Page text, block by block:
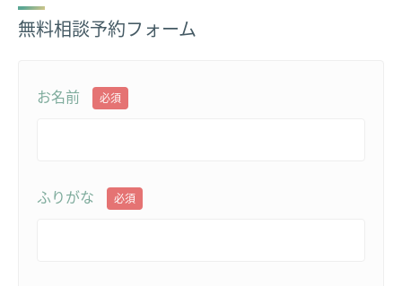
無料相談予約フォーム
お名前 必須
ふりがな 必須